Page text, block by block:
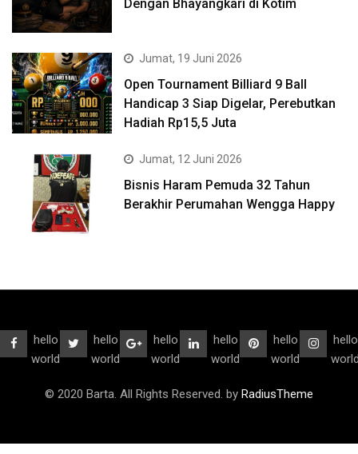
Dengan Bhayangkari di Kotim
Jumat, 19 Juni 2026
Open Tournament Billiard 9 Ball
Handicap 3 Siap Digelar, Perebutkan
Hadiah Rp15,5 Juta
Jumat, 12 Juni 2026
Bisnis Haram Pemuda 32 Tahun
Berakhir Perumahan Wengga Happy
hello
world
hello
world
hello
world
hello
world
hello
world
hello
© 2020 Barta. All Rights Reserved. by RadiusTheme